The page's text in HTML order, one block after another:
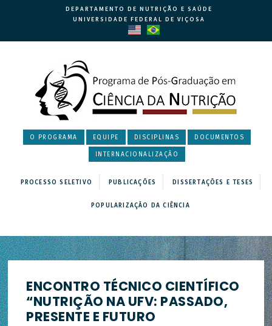
DEPARTAMENTO DE NUTRIÇÃO E SAÚDE
UNIVERSIDADE FEDERAL DE VIÇOSA
O PROGRAMA EQUIPE DISCIPLINAS DOCUMENTOS
INTERNACIONALIZAÇÃO
PROCESSO SELETIVO PUBLICAÇÕES DISSERTAÇÕES E TESES
POPULARIZAÇÃO DA CIÊNCIA
ENCONTRO TÉCNICO CIENTÍFICO
“NUTRIÇÃO NA UFV: PASSADO,
PRESENTE E FUTURO